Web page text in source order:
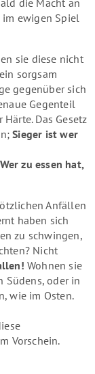
die Macht an
ewigen Spiel
sie diese nicht
sorgsam
gegenüber sich
Gegenteil
Das Gesetz
Sieger ist wer
Wer zu essen hat,
Anfällen
haben sich
zu schwingen,
Nicht
Wohnen sie
Südens, oder in
wie im Osten.
Vorschein.